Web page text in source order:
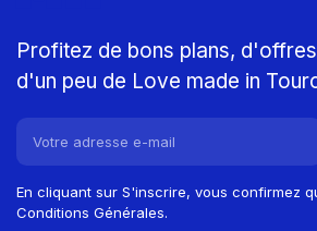
Profitez de bons plans,
d'un peu de Love made in
En cliquant sur S'inscrire, vous confirmez
Conditions Générales.